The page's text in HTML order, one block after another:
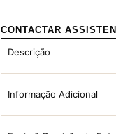
CONTACTAR
Descrição
Informação Adicional